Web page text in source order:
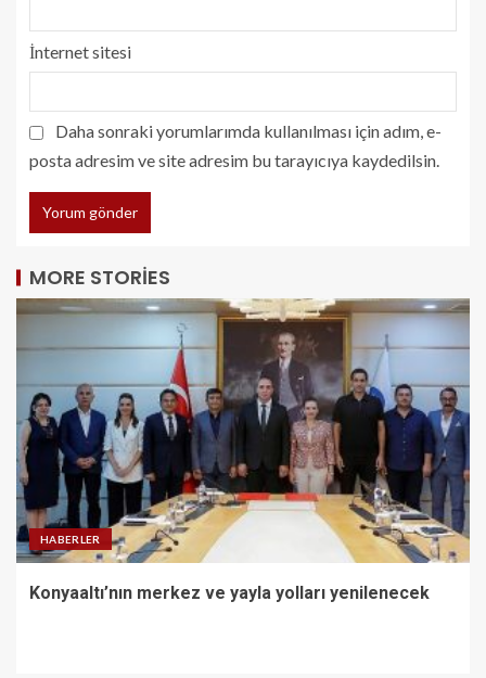
İnternet sitesi
Daha sonraki yorumlarımda kullanılması için adım, e-
posta adresim ve site adresim bu tarayıcıya kaydedilsin.
MORE STORIES
HABERLER
Konyaaltı’nın merkez ve yayla yolları yenilenecek